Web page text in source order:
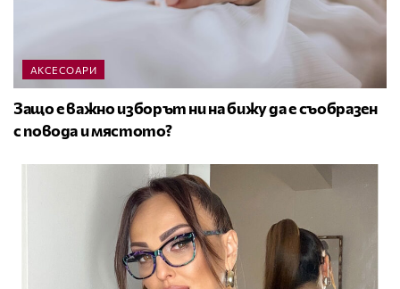
АКСЕСОАРИ
Защо е важно изборът ни на бижу да е съобразен
с повода и мястото?